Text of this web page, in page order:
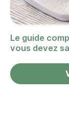
Le guide
vous devez